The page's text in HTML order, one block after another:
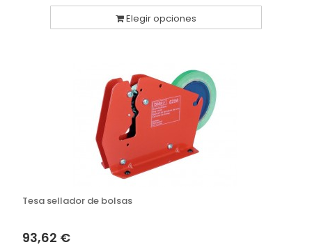
Elegir opciones
Tesa sellador de bolsas
93,62 €